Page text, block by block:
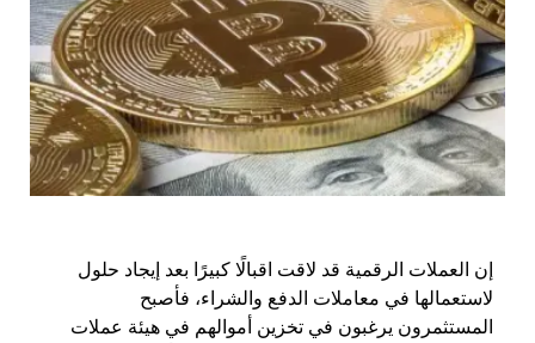
إن العملات الرقمية قد لاقت اقبالًا كبيرًا بعد إيجاد حلول
لاستعمالها في معاملات الدفع والشراء، فأصبح
المستثمرون يرغبون في تخزين أموالهم في هيئة عملات